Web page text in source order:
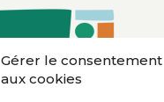
Gérer le consentement
aux cookies